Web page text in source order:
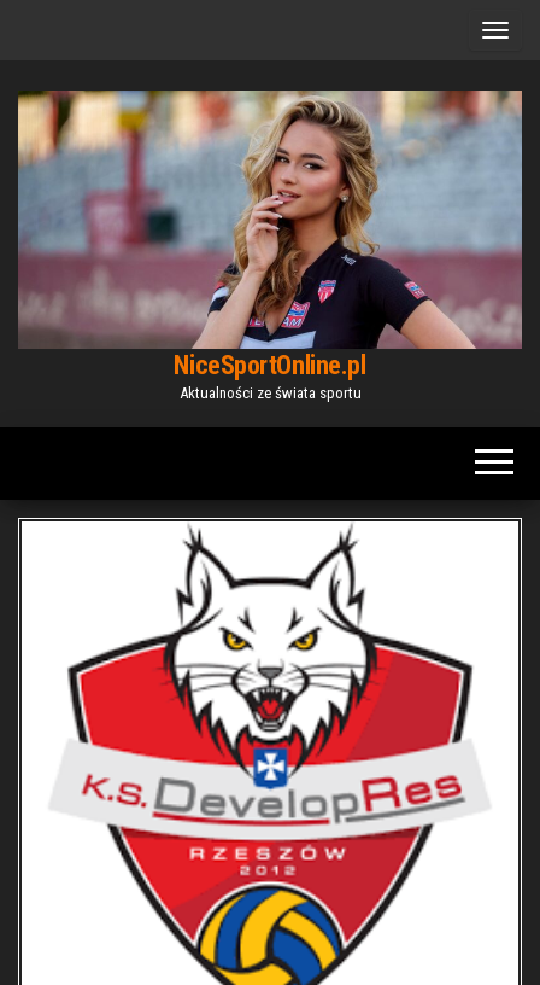
NiceSportOnline.pl
Aktualności ze świata sportu